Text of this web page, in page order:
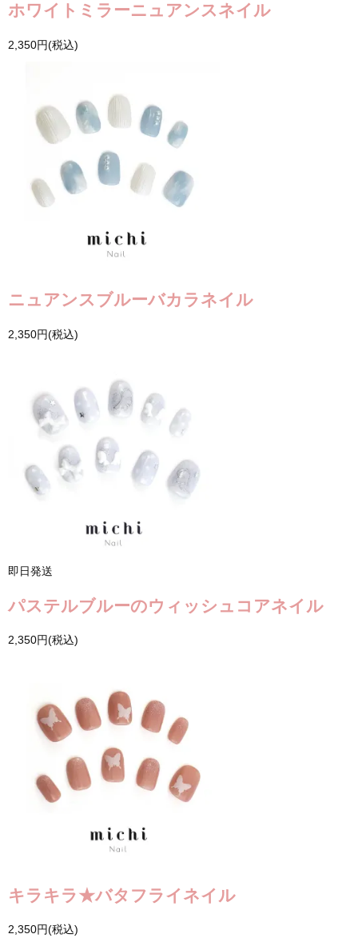
ホワイトミラーニュアンスネイル
2,350円(税込)
ニュアンスブルーバカラネイル
2,350円(税込)
即日発送
パステルブルーのウィッシュコアネイル
2,350円(税込)
キラキラ★バタフライネイル
2,350円(税込)